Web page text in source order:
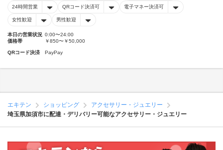
24時間営業 QRコード決済可 電子マネー決済可
女性歓迎 男性歓迎
本日の営業状況 0:00〜24:00
価格帯
￥850〜￥50,000
QRコード決済 PayPay
エキテン ショッピング
アクセサリー・ジュエリー
埼玉県加須市に配達・デリバリー可能なアクセサリー・ジュエリー